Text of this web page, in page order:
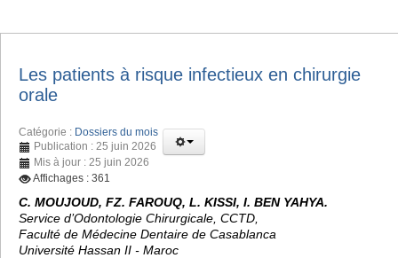
Les patients à risque infectieux en chirurgie
orale
Catégorie : Dossiers du mois
Publication : 25 juin 2026
Mis à jour : 25 juin 2026
Affichages : 361
C. MOUJOUD, FZ. FAROUQ, L. KISSI, I. BEN YAHYA.
Service d’Odontologie Chirurgicale, CCTD,
Faculté de Médecine Dentaire de Casablanca
Université Hassan II - Maroc